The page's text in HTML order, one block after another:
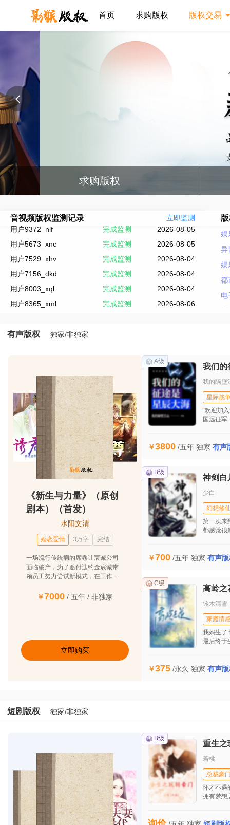
首页 求购版权 版权交易
求购版权
音视频版权监测记录 立即监测
用户8365_xml
用户9372_nlf
2026-08-05
用户5673_xnc
完成监测
2026-08-05
用户7529_xhv
完成监测
2026-08-04
用户7156_dkd
完成监测
2026-08-04
用户8003_xql
完成监测
2026-08-04
用户8365_xml
完成监测
2026-08-06
用户1805_phn
完成监测
2026-08-06
用户5673_xnc
2026-08-04
用户8003_xql
完成监测 2026-08-04
娱
异
娱
都
东
古
娱
异
娱
有声版权 独家/非独家
《新生与力量》（原创
剧本）（首发）
水阳文清
婚恋爱情 3万字 完结
一场流行传统病的席卷让宸诚公司
面临破产，为了赔付违约金宸诚带
领员工努力尝试新模式，在工作和
的意义。最后在他的坚持下成功接
并没有打垮她，也逐渐揭开她的原
生家庭关系，同时也收获了美好的
爱情。
7000 / 五年 / 非独家
立即购买
A级
我们的
我的隔壁
星际战
“欢迎加
国远征军
3800 /五年 独家 有声
B级
神剑白
少白
幻想修
第一次来
都感觉很
的白凡适
界的生
700 /五年 独家 有声
C级
高岭之
铃木清雪
家庭情
我妈生了
最后终于
老六，和
375 /永久 独家 有声
短剧版权 独家/非独家
B级
重生之
若桃
总裁豪
怀才不遇
拥有梦想
感觉。出